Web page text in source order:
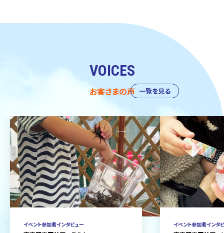
VOICES
お客さまの声
イベント参加者インタビュー イベント参加者インタ
一覧を見る